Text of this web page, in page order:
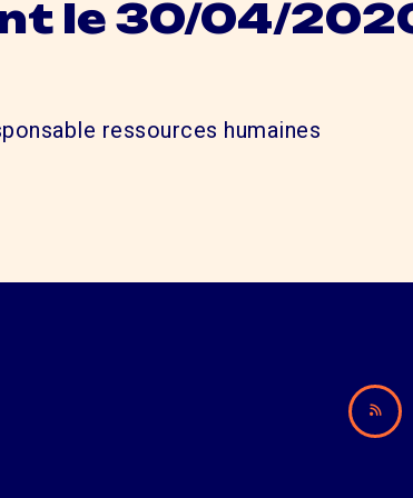
le 30/04/
ressources humaines